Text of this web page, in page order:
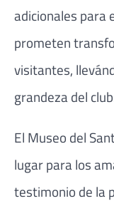
adicionales para
prometen
visitantes,
grandeza del
El Museo del
lugar para los
testimonio de la